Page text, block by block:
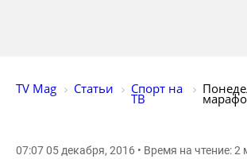
TV Mag Статьи Спорт на
ТВ
07:07 05 декабря, 2016 • Время на чтение: 2